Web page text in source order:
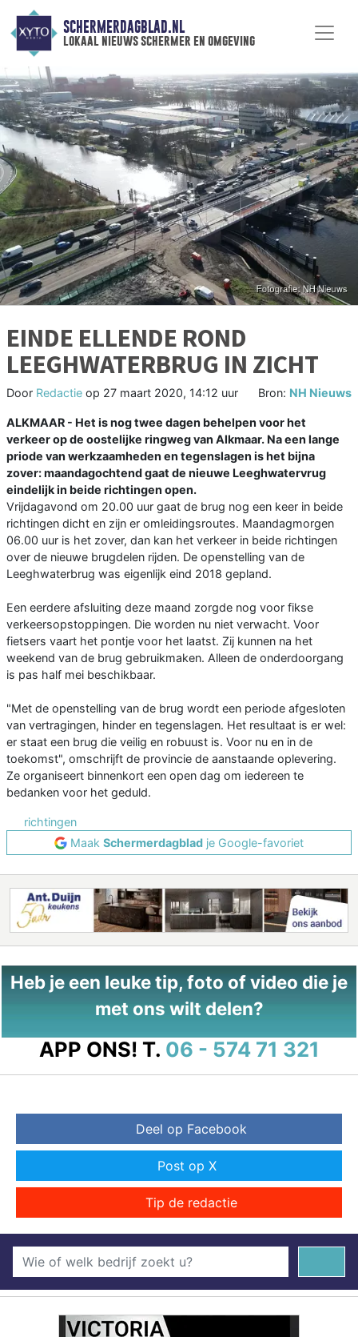
SCHERMERDAGBLAD.NL
lokaal nieuws schermer en omgeving
EINDE ELLENDE ROND
LEEGHWATERBRUG IN ZICHT
Door Redactie op 27 maart 2020, 14:12 uur Bron: NH Nieuws
ALKMAAR - Het is nog twee dagen behelpen voor het
verkeer op de oostelijke ringweg van Alkmaar. Na een lange
priode van werkzaamheden en tegenslagen is het bijna
zover: maandagochtend gaat de nieuwe Leeghwatervrug
eindelijk in beide richtingen open.
Vrijdagavond om 20.00 uur gaat de brug nog een keer in beide
richtingen dicht en zijn er omleidingsroutes. Maandagmorgen
06.00 uur is het zover, dan kan het verkeer in beide richtingen
over de nieuwe brugdelen rijden. De openstelling van de
Leeghwaterbrug was eigenlijk eind 2018 gepland.
Een eerdere afsluiting deze maand zorgde nog voor fikse
verkeersopstoppingen. Die worden nu niet verwacht. Voor
fietsers vaart het pontje voor het laatst. Zij kunnen na het
weekend van de brug gebruikmaken. Alleen de onderdoorgang
is pas half mei beschikbaar.
"Met de openstelling van de brug wordt een periode afgesloten
van vertragingen, hinder en tegenslagen. Het resultaat is er wel:
er staat een brug die veilig en robuust is. Voor nu en in de
toekomst", omschrijft de provincie de aanstaande oplevering.
Ze organiseert binnenkort een open dag om iedereen te
bedanken voor het geduld.
richtingen
Maak Schermerdagblad je Google-favoriet
Heb je een leuke tip, foto of video die je
met ons wilt delen?
APP ONS! T. 06 - 574 71 321
Deel op Facebook
Post op X
Tip de redactie